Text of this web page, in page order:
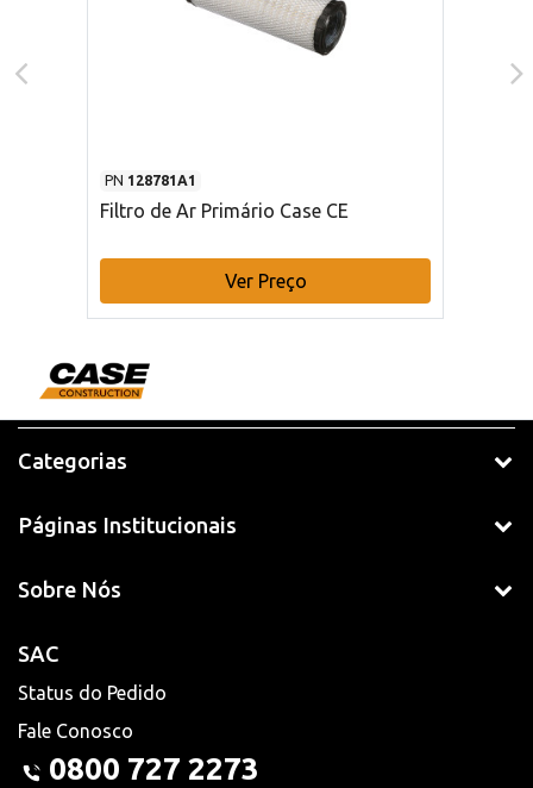
PN 128781A1
Filtro de Ar Primário Case CE
Ver Preço
Categorias
Páginas Institucionais
Sobre Nós
SAC
Status do Pedido
Fale Conosco
0800 727 2273